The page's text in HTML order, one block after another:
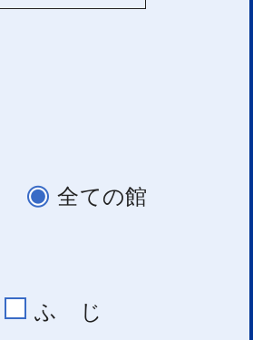
全ての館
ふ じ